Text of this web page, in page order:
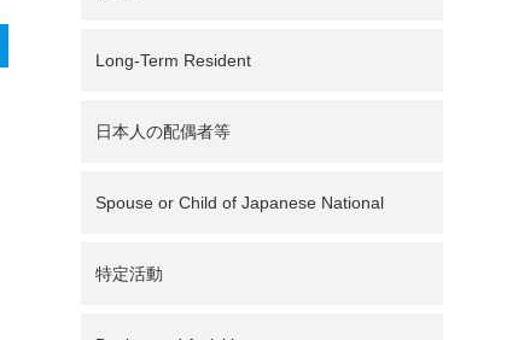
Long-Term Resident
日本人の配偶者等
Spouse or Child of Japanese National
特定活動